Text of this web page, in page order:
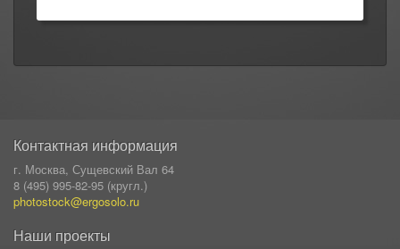
Контактная информация
г. Москва, Сущевский Вал 64
8 (495) 995-82-95 (кругл.)
photostock@ergosolo.ru
Наши проекты